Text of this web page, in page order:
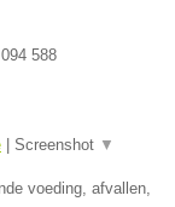
588
Screenshot ▼
voeding, afvallen,